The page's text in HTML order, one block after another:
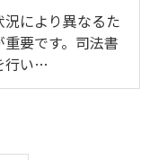
により異なるた
要です。司法書
行い…